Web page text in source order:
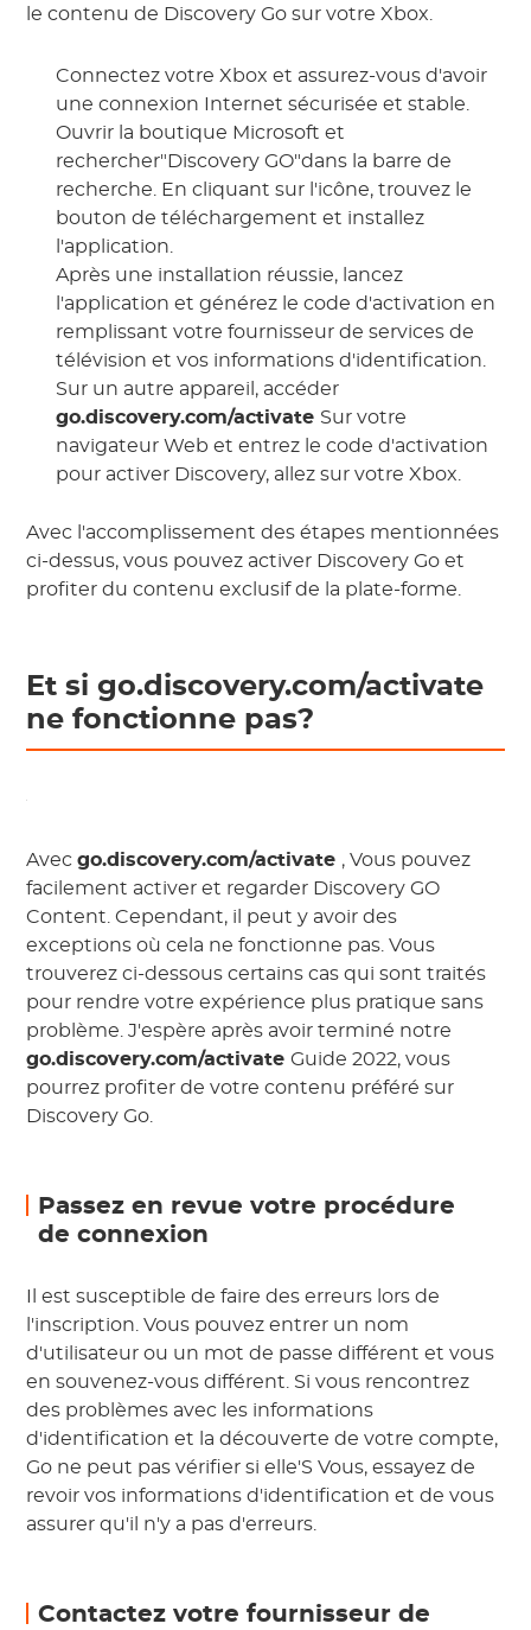
le contenu de Discovery Go sur votre Xbox.
Connectez votre Xbox et assurez-vous d'avoir
une connexion Internet sécurisée et stable.
Ouvrir la boutique Microsoft et
rechercher"Discovery GO"dans la barre de
recherche. En cliquant sur l'icône, trouvez le
bouton de téléchargement et installez
l'application.
Après une installation réussie, lancez
l'application et générez le code d'activation en
remplissant votre fournisseur de services de
télévision et vos informations d'identification.
Sur un autre appareil, accéder
go.discovery.com/activate Sur votre
navigateur Web et entrez le code d'activation
pour activer Discovery, allez sur votre Xbox.
Avec l'accomplissement des étapes mentionnées
ci-dessus, vous pouvez activer Discovery Go et
profiter du contenu exclusif de la plate-forme.
Et si go.discovery.com/activate
ne fonctionne pas?
Avecgo.discovery.com/activate ,Vous pouvez
facilement activer et regarder Discovery GO
Content. Cependant, il peut y avoir des
exceptions où cela ne fonctionne pas. Vous
trouverez ci-dessous certains cas qui sont traités
pour rendre votre expérience plus pratique sans
problème. J'espère après avoir terminé notre
go.discovery.com/activateGuide 2022, vous
pourrez profiter de votre contenu préféré sur
Discovery Go.
Passez en revue votre procédure
de connexion
Il est susceptible de faire des erreurs lors de
l'inscription. Vous pouvez entrer un nom
d'utilisateur ou un mot de passe différent et vous
en souvenez-vous différent. Si vous rencontrez
des problèmes avec les informations
d'identification et la découverte de votre compte,
Go ne peut pas vérifier si elle'S Vous, essayez de
revoir vos informations d'identification et de vous
assurer qu'il n'y a pas d'erreurs.
Contactez votre fournisseur de